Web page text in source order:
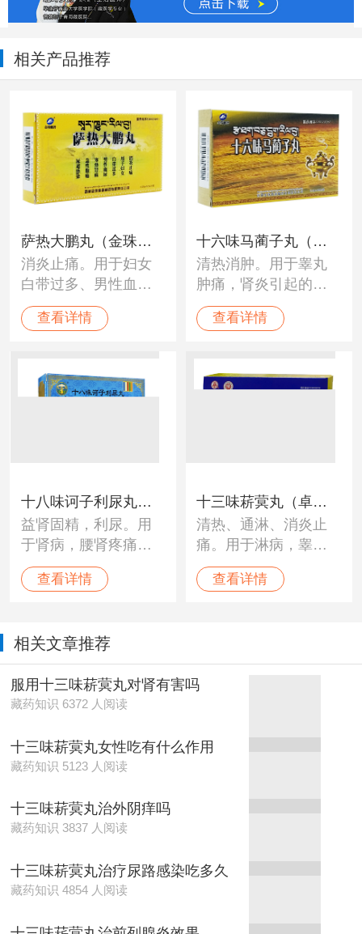
相关产品推荐
萨热大鹏丸（金珠雅
砻）
消炎止痛。用于妇女
白带过多、男性血
尿、寒热肾病、急性
腹痛、尿道感染。
查看详情
十六味马蔺子丸（金
珠雅砻）
清热消肿。用于睾丸
肿痛，肾炎引起的下
肢肿痛，寒性肾病，
亦可用于睾丸结核。
查看详情
十八味诃子利尿丸
（甘露）
益肾固精，利尿。用
于肾病，腰肾疼痛，
尿频、小便混浊，糖
尿病，遗精。
查看详情
十三味菥蓂丸（卓玛
丹）
清热、通淋、消炎止
痛。用于淋病，睾丸
肿大，膀胱炎，腰痛
等。查看详情
相关文章推荐
服用十三味菥蓂丸对肾有害吗
藏药知识 6372 人阅读
十三味菥蓂丸女性吃有什么作用
藏药知识 5123 人阅读
十三味菥蓂丸治外阴痒吗
藏药知识 3837 人阅读
十三味菥蓂丸治疗尿路感染吃多久
藏药知识 4854 人阅读